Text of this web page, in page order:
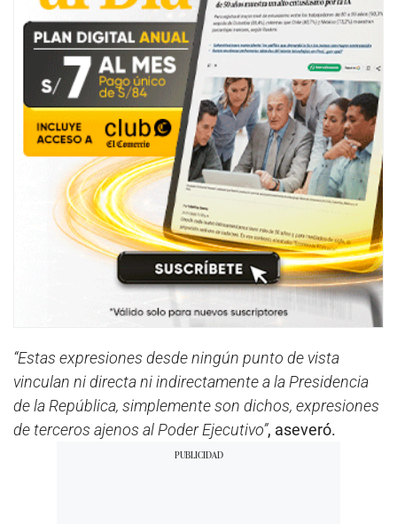
“Estas expresiones desde ningún punto de vista
vinculan ni directa ni indirectamente a la Presidencia
de la República, simplemente son dichos, expresiones
de terceros ajenos al Poder Ejecutivo”, aseveró.